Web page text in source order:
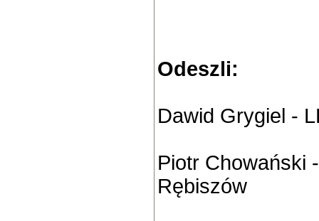
Odeszli:
Dawid Grygiel -
Piotr Chowański
Rębiszów